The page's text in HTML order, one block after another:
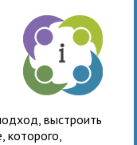
выстроить